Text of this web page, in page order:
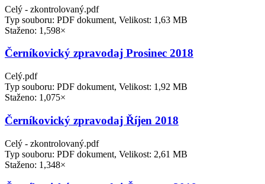
Celý - zkontrolovaný.pdf
Typ souboru: PDF dokument, Velikost: 1,63 MB
Staženo: 1,598×
Černíkovický zpravodaj Prosinec 2018
Celý.pdf
Typ souboru: PDF dokument, Velikost: 1,92 MB
Staženo: 1,075×
Černíkovický zpravodaj Říjen 2018
Celý - zkontrolovaný.pdf
Typ souboru: PDF dokument, Velikost: 2,61 MB
Staženo: 1,348×